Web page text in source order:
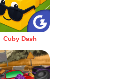
Cuby Dash